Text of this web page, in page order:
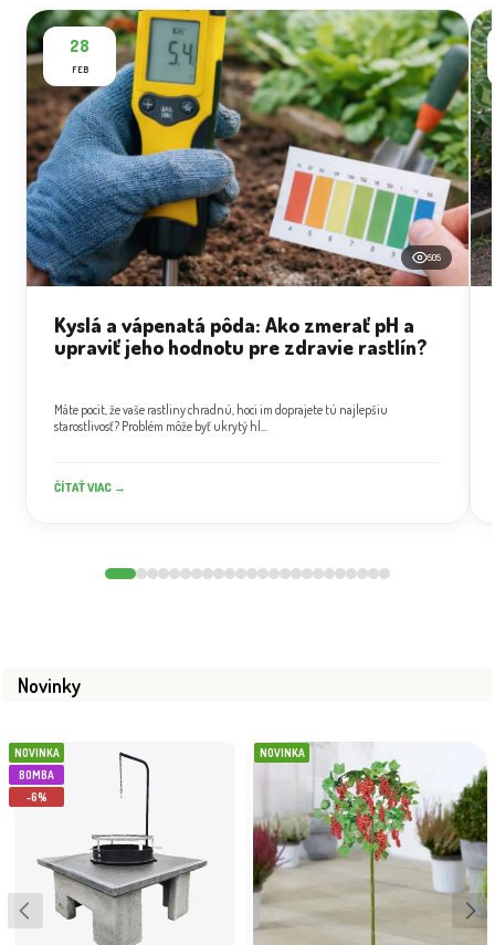
28
FEB
505
Kyslá a vápenatá pôda: Ako zmerať pH a
upraviť jeho hodnotu pre zdravie rastlín?
Máte pocit, že vaše rastliny chradnú, hoci im doprajete tú najlepšiu
starostlivosť? Problém môže byť ukrytý hl...
ČÍTAŤ VIAC →
Novinky
NOVINKA
BOMBA
-6%
NOVINKA